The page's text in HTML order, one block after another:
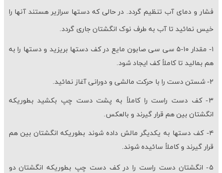
فشار و دمای آب تنظیم گردد. در حالی که دست­ها سرازیر هستند آنها را
خیس نمائید تا آب به طرف نوک انگشتان جاری گردد.
۱- مقدار ۱۰-۵ سی سی صابون مایع در کف دست­ها بریزید و دست­ها را به
هم بمالید تا کاملاً کف ایجاد شود.
۲- شستن دست را با حرکت مالشی و دورانی آغاز نمائید.
۳- کف دست راست را کاملاً به پشت دست چپ بکشید بطوریکه
انگشتان بین هم قرار گیرند و بالعکس.
۴- کف دست­ها به یکدیگر مالش داده شوند بطوریکه انگشتان بین هم
قرار گیرند و کاملاً سائیده شوند.
۵- انگشتان دست راست را در کف دست چپ بطوریکه انگشتان دو